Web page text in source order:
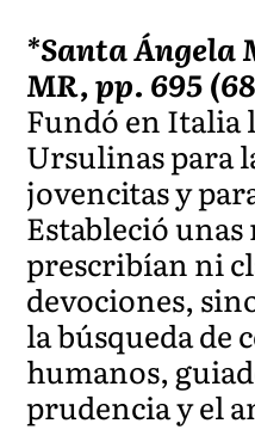
*Santa Ángela
MR, pp. 695
Fundó en Italia
Ursulinas para
jovencitas y
Estableció unas
prescribían ni
devociones,
la búsqueda de
humanos,
prudencia y el